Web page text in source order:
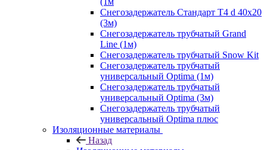
Снегозадержатель Стандарт Т4 d 40х20
(3м)
Снегозадержатель трубчатый Grand
Line (1м)
Снегозадержатель трубчатый Snow Kit
Снегозадержатель трубчатый
универсальный Optima (1м)
Снегозадержатель трубчатый
универсальный Optima (3м)
Снегозадержатель трубчатый
универсальный Optima плюс
Изоляционные материалы
Назад